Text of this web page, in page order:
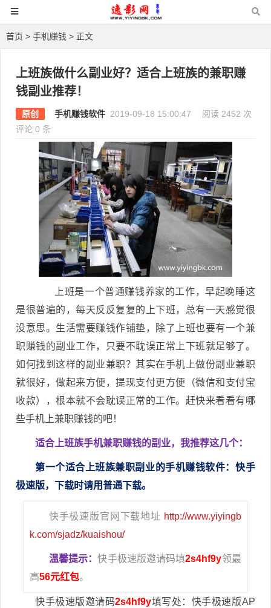
首页 > 手机赚钱 > 正文
上班族做什么副业好？适合上班族的兼职赚
钱副业推荐！
原创 手机赚钱软件 2019-09-18 15:00:47
阅读 2452 次
评论 0 条
上班是一个普通赚钱养家的工作，早起晚睡这
是很普遍的，每天反反复复的上下班，总有一天感觉很
没意思。生活需要赚钱作铺垫，除了上班也要有一个兼
职赚钱的副业工作，只要不耽误正常上下班就足够了。
如何找到这样的副业兼职？其实在手机上做份副业兼职
就很好，做起来方便，提现支付更方便（微信和支付宝
收款），根本就不会耽误正常的工作。赶快来看看有哪
些手机上兼职赚钱的吧！
适合上班族手机兼职赚钱的副业，我推荐这几个：
第一个适合上班族兼职副业的手机赚钱软件：快手
极速版，下载时请用普通下载。
快手极速版官网下载地址 http://www.yiyingb
k.com/sjadz/kuaishou/
温馨提示：快手极速版邀请码填2s4hf9y领最
高56元红包。
快手极速版邀请码2s4hf9y填写处：快手极速版AP